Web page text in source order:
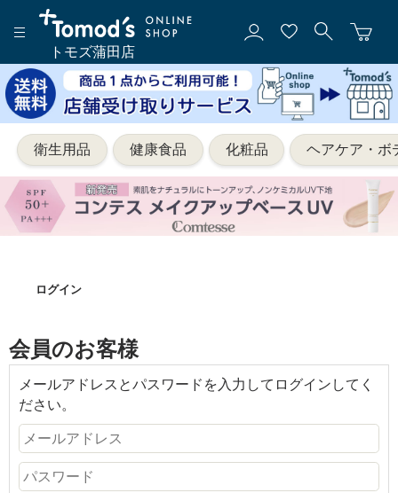
トモズ蒲田店
衛生用品 健康食品 化粧品 ヘアケア・ボ
ログイン
会員のお客様
メールアドレスとパスワードを入力してログインしてく
ださい。